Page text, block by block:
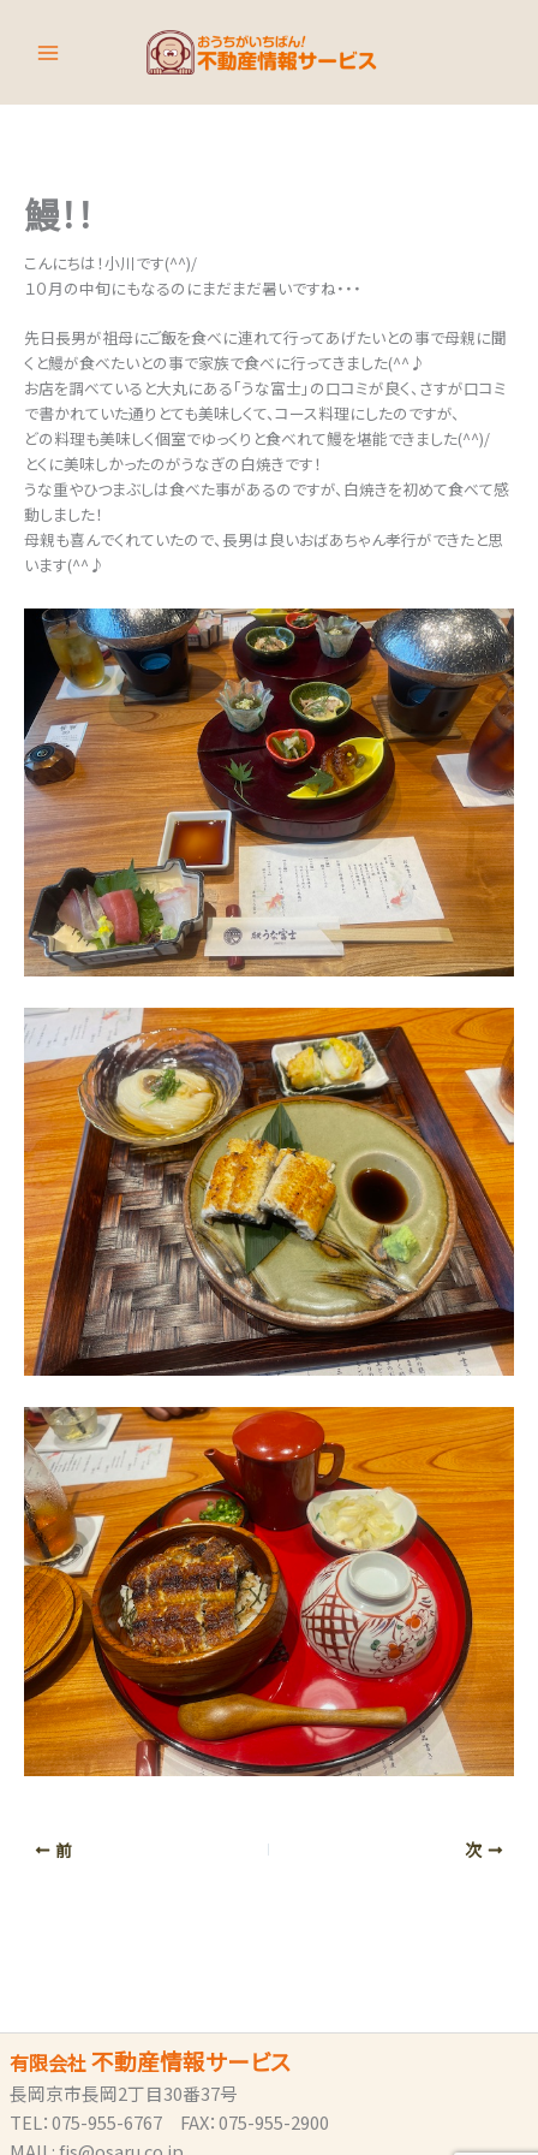
キ
鰻！！
こんにちは！小川です(^^)/
１０月の中旬にもなるのにまだまだ暑いですね・・・
先日長男が祖母にご飯を食べに連れて行ってあげたいとの事で母親に聞
くと鰻が食べたいとの事で家族で食べに行ってきました(^^♪
お店を調べていると大丸にある「うな富士」の口コミが良く、さすが口コミ
で書かれていた通りとても美味しくて、コース料理にしたのですが、
どの料理も美味しく個室でゆっくりと食べれて鰻を堪能できました(^^)/
とくに美味しかったのがうなぎの白焼きです！
うな重やひつまぶしは食べた事があるのですが、白焼きを初めて食べて感
動しました！
母親も喜んでくれていたので、長男は良いおばあちゃん孝行ができたと思
います(^^♪
前 次
有限会社不動産情報サービス
長岡京市長岡2丁目30番37号
TEL：075-955-6767 FAX：075-955-2900